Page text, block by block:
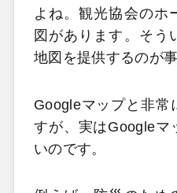
よね。観光協会のホ
図があります。そう
地図を提供するのが
Googleマップと非常
すが、実はGoogleマ
いのです。